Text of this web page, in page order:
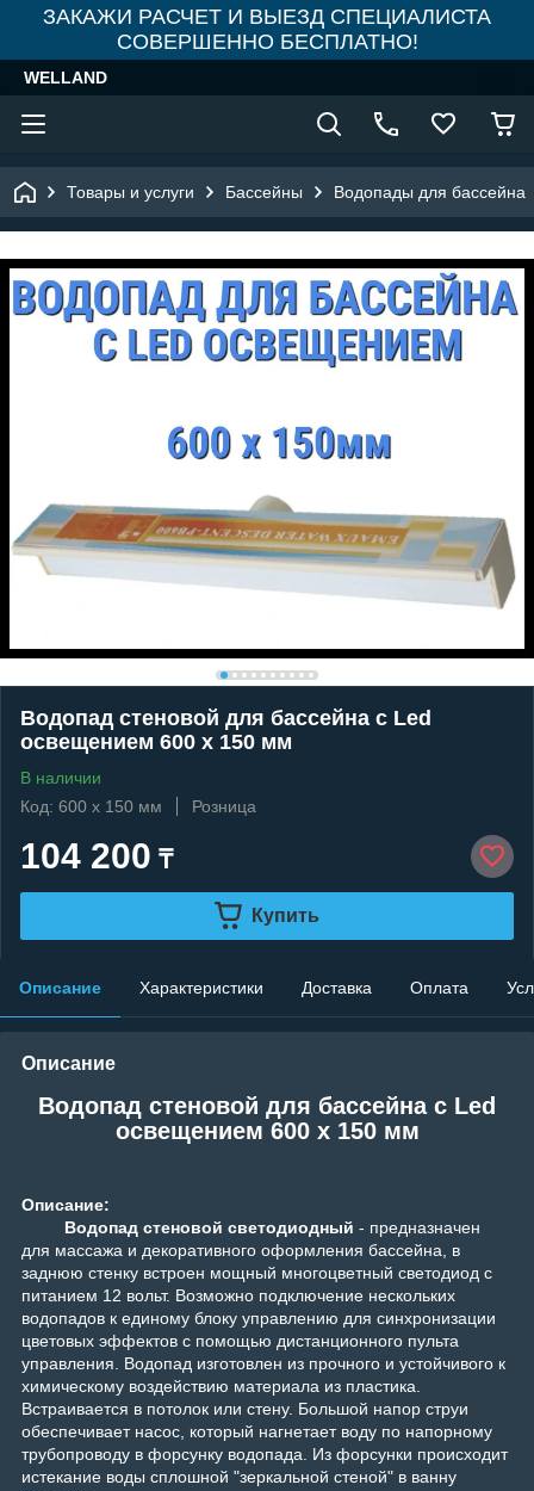
ЗАКАЖИ РАСЧЕТ И ВЫЕЗД СПЕЦИАЛИСТА
СОВЕРШЕННО БЕСПЛАТНО!
WELLAND
Товары и услуги Бассейны Водопады для бассейна
Водопад стеновой для бассейна с Led
освещением 600 x 150 мм
В наличии
Код: 600 x 150 мм
Розница
104 200 ₸
Купить
Описание Характеристики Доставка Оплата
Описание
Водопад стеновой для бассейна с Led
освещением 600 x 150 мм
Описание:
Водопад стеновой светодиодный - предназначен
для массажа и декоративного оформления бассейна, в
заднюю стенку встроен мощный многоцветный светодиод с
питанием 12 вольт. Возможно подключение нескольких
водопадов к единому блоку управлению для синхронизации
цветовых эффектов с помощью дистанционного пульта
управления. Водопад изготовлен из прочного и устойчивого к
химическому воздействию материала из пластика.
Встраивается в потолок или стену. Большой напор струи
обеспечивает насос, который нагнетает воду по напорному
трубопроводу в форсунку водопада. Из форсунки происходит
истекание воды сплошной "зеркальной стеной" в ванну